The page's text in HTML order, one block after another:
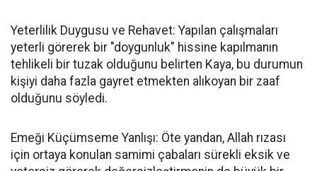
Yeterlilik Duygusu ve Rehavet: Yapılan çalışmaları
yeterli görerek bir "doygunluk" hissine kapılmanın
tehlikeli bir tuzak olduğunu belirten Kaya, bu durumun
kişiyi daha fazla gayret etmekten alıkoyan bir zaaf
olduğunu söyledi.
Emeği Küçümseme Yanlışı: Öte yandan, Allah rızası
için ortaya konulan samimi çabaları sürekli eksik ve